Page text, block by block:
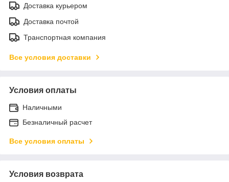
Доставка курьером
Доставка почтой
Транспортная компания
Все условия доставки
Условия оплаты
Наличными
Безналичный расчет
Все условия оплаты
Условия возврата